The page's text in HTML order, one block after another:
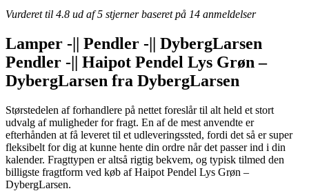
Vurderet til 4.8 ud af 5 stjerner baseret på 14 anmeldelser
Lamper -|| Pendler -|| DybergLarsen
Pendler -|| Haipot Pendel Lys Grøn –
DybergLarsen fra DybergLarsen
Størstedelen af forhandlere på nettet foreslår til alt held et stort
udvalg af muligheder for fragt. En af de mest anvendte er
efterhånden at få leveret til et udleveringssted, fordi det så er super
fleksibelt for dig at kunne hente din ordre når det passer ind i din
kalender. Fragttypen er altså rigtig bekvem, og typisk tilmed den
billigste fragtform ved køb af Haipot Pendel Lys Grøn –
DybergLarsen.